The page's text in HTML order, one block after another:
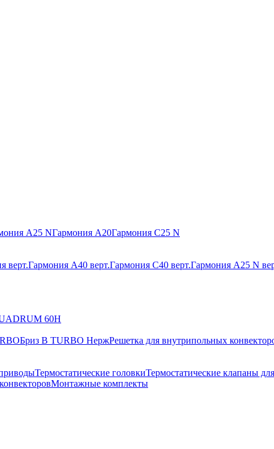
А25 NГармония А20Гармония С25 N
верт.Гармония А40 верт.Гармония С40 верт.Гармония А25 N
60H
Бриз В TURBO НержРешетка для внутрипольных
Термостатические головкиТермостатические клапаны
Монтажные комплекты